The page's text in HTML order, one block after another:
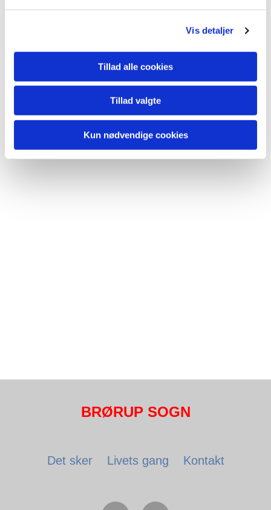
Vis detaljer
Tillad alle cookies
Tillad valgte
Kun nødvendige cookies
Du vil måske også kunne
lide...
BRØRUP SOGN
Det sker Livets gang Kontakt